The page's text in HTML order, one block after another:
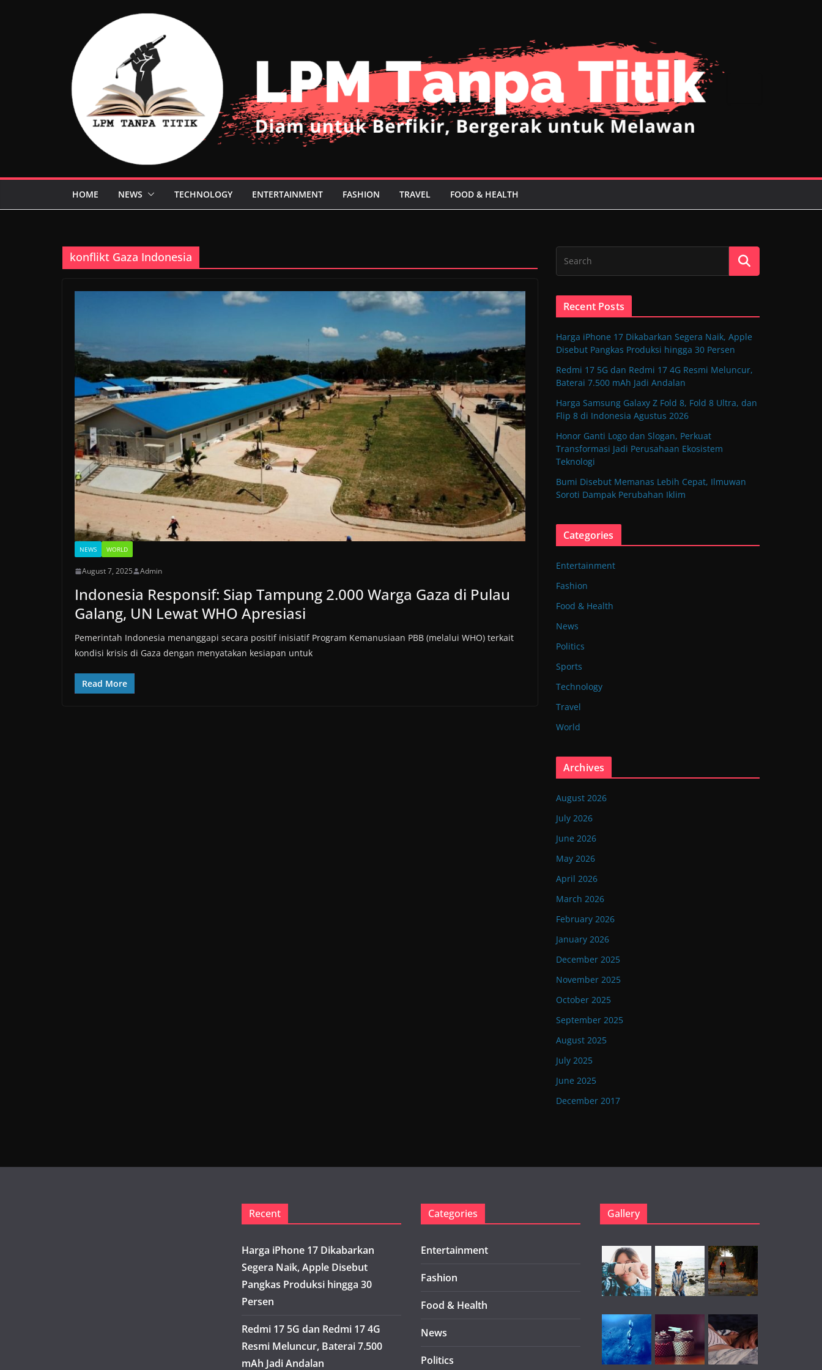
HOME NEWS TECHNOLOGY ENTERTAINMENT FASHION TRAVEL FOOD & HEALTH
konflikt Gaza Indonesia
NEWS WORLD
August 7, 2025 Admin
Indonesia Responsif: Siap Tampung 2.000 Warga Gaza di Pulau
Galang, UN Lewat WHO Apresiasi
Pemerintah Indonesia menanggapi secara positif inisiatif Program Kemanusiaan PBB (melalui WHO) terkait
kondisi krisis di Gaza dengan menyatakan kesiapan untuk
Read More
Recent Posts
Harga iPhone 17 Dikabarkan Segera Naik, Apple
Disebut Pangkas Produksi hingga 30 Persen
Redmi 17 5G dan Redmi 17 4G Resmi Meluncur,
Baterai 7.500 mAh Jadi Andalan
Harga Samsung Galaxy Z Fold 8, Fold 8 Ultra, dan
Flip 8 di Indonesia Agustus 2026
Honor Ganti Logo dan Slogan, Perkuat
Transformasi Jadi Perusahaan Ekosistem
Teknologi
Bumi Disebut Memanas Lebih Cepat, Ilmuwan
Soroti Dampak Perubahan Iklim
Categories
Entertainment
Fashion
Food & Health
News
Politics
Sports
Technology
Travel
World
Archives
August 2026
July 2026
June 2026
May 2026
April 2026
March 2026
February 2026
January 2026
December 2025
November 2025
October 2025
September 2025
August 2025
July 2025
June 2025
December 2017
Recent
Harga iPhone 17 Dikabarkan
Segera Naik, Apple Disebut
Pangkas Produksi hingga 30
Persen
Redmi 17 5G dan Redmi 17 4G
Resmi Meluncur, Baterai 7.500
mAh Jadi Andalan
Categories
Entertainment
Fashion
Food & Health
News
Politics
Gallery